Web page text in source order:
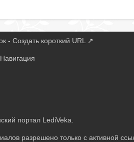
- Создать короткий URL ↗
Навигация
портал LediVeka.
разрешено только с активной